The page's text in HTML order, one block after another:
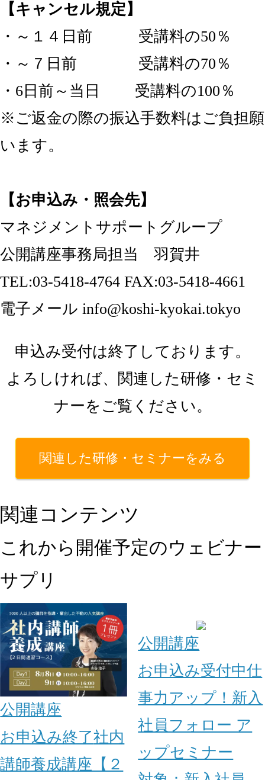
【キャンセル規定】
・～１４日前 受講料の50％
・～７日前 受講料の70％
・6日前～当日 受講料の100％
※ご返金の際の振込手数料はご負担願
います。
【お申込み・照会先】
マネジメントサポートグループ
公開講座事務局担当 羽賀井
TEL:03-5418-4764 FAX:03-5418-4661
電子メール info@koshi-kyokai.tokyo
申込み受付は終了しております。
よろしければ、関連した研修・セミ
ナーをご覧ください。
関連した研修・セミナーをみる
関連コンテンツ
これから開催予定のウェビナー
サプリ
公開講座
お申込み終了社内
講師養成講座【２
公開講座
お申込み受付中仕
事力アップ！新入
社員フォロー ア
ップセミナー